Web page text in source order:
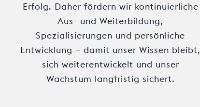
Erfolg. Daher fördern wir kontinuierliche
Aus- und Weiterbildung,
Spezialisierungen und persönliche
Entwicklung – damit unser Wissen bleibt,
sich weiterentwickelt und unser
Wachstum langfristig sichert.